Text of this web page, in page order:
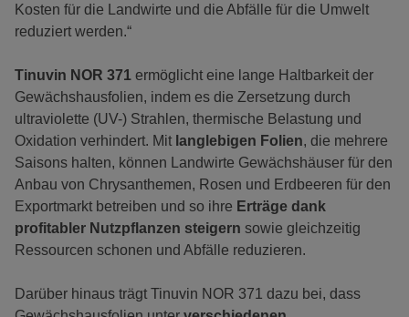
Kosten für die Landwirte und die Abfälle für die Umwelt
reduziert werden.“
Tinuvin NOR 371 ermöglicht eine lange Haltbarkeit der
Gewächshausfolien, indem es die Zersetzung durch
ultraviolette (UV-) Strahlen, thermische Belastung und
Oxidation verhindert. Mit langlebigen Folien, die mehrere
Saisons halten, können Landwirte Gewächshäuser für den
Anbau von Chrysanthemen, Rosen und Erdbeeren für den
Exportmarkt betreiben und so ihre Erträge dank
profitabler Nutzpflanzen steigern sowie gleichzeitig
Ressourcen schonen und Abfälle reduzieren.
Darüber hinaus trägt Tinuvin NOR 371 dazu bei, dass